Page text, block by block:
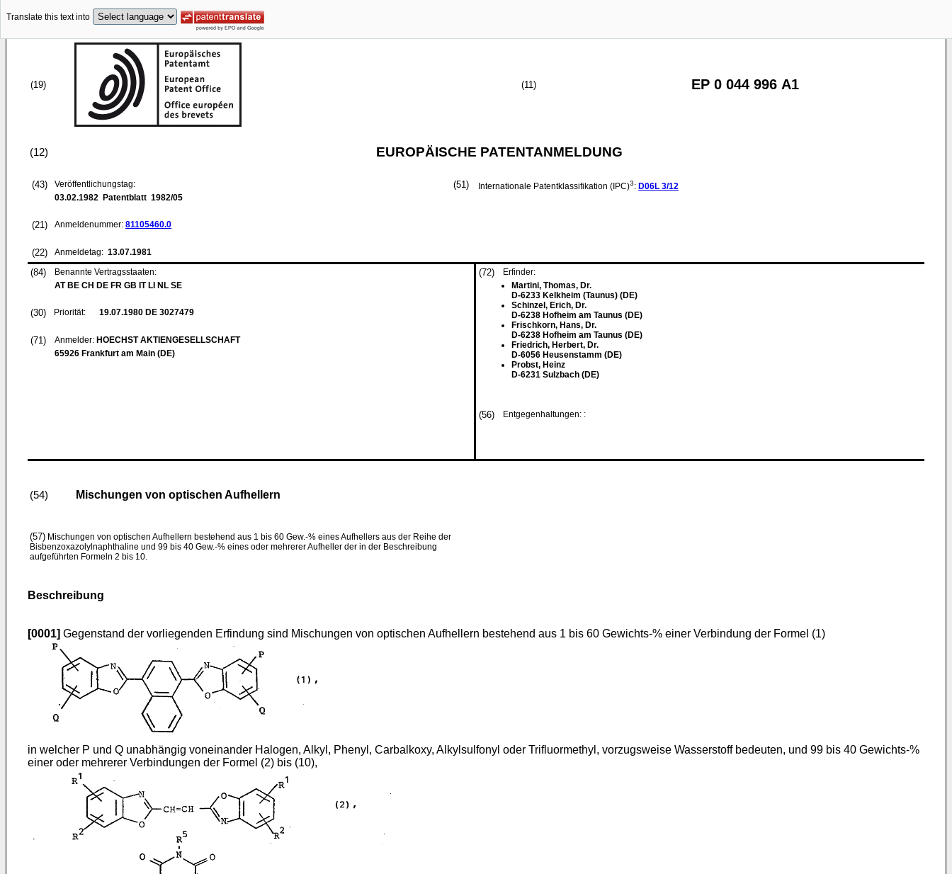
Translate this text into
(19) (11) EP 0 044 996 A1
(12) EUROPÄISCHE PATENTANMELDUNG
(43)
Veröffentlichungstag:
03.02.1982 Patentblatt 1982/05
(21) Anmeldenummer: 81105460.0
(22) Anmeldetag: 13.07.1981
(51) Internationale Patentklassifikation (IPC)3: D06L 3/12
(84)
Benannte Vertragsstaaten:
AT BE CH DE FR GB IT LI NL SE
(30) Priorität: 19.07.1980 DE 3027479
(71) Anmelder: HOECHST AKTIENGESELLSCHAFT
65926 Frankfurt am Main (DE)
(72)
Erfinder:
Martini, Thomas, Dr.
D-6233 Kelkheim (Taunus) (DE)
Schinzel, Erich, Dr.
D-6238 Hofheim am Taunus (DE)
Frischkorn, Hans, Dr.
D-6238 Hofheim am Taunus (DE)
Friedrich, Herbert, Dr.
D-6056 Heusenstamm (DE)
Probst, Heinz
D-6231 Sulzbach (DE)
(56) Entgegenhaltungen: :
(54) Mischungen von optischen Aufhellern
(57) Mischungen von optischen Aufhellern bestehend aus 1 bis 60 Gew.-% eines Aufhellers aus der Reihe der
Bisbenzoxazolylnaphthaline und 99 bis 40 Gew.-% eines oder mehrerer Aufheller der in der Beschreibung
aufgeführten Formeln 2 bis 10.
Beschreibung
[0001] Gegenstand der vorliegenden Erfindung sind Mischungen von optischen Aufhellern bestehend aus 1 bis 60 Gewichts-% einer Verbindung der Formel (1)
in welcher P und Q unabhängig voneinander Halogen, Alkyl, Phenyl, Carbalkoxy, Alkylsulfonyl oder Trifluormethyl, vorzugsweise Wasserstoff bedeuten, und 99 bis 40 Gewichts-%
einer oder mehrerer Verbindungen der Formel (2) bis (10),